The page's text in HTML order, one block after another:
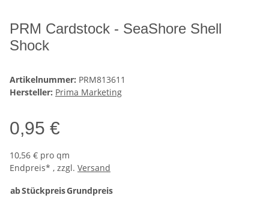
PRM Cardstock - SeaShore Shell
Shock
Artikelnummer: PRM813611
Hersteller: Prima Marketing
0,95 €
10,56 € pro qm
Endpreis* , zzgl. Versand
abStückpreisGrundpreis